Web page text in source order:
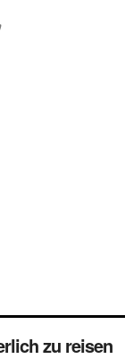
zu reisen